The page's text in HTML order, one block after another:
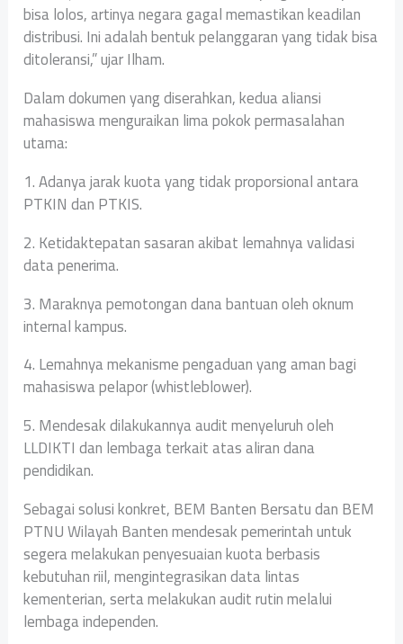
bisa lolos, artinya negara gagal memastikan keadilan
distribusi. Ini adalah bentuk pelanggaran yang tidak bisa
ditoleransi,” ujar Ilham.
‎Dalam dokumen yang diserahkan, kedua aliansi
mahasiswa menguraikan lima pokok permasalahan
utama:
‎1. Adanya jarak kuota yang tidak proporsional antara
PTKIN dan PTKIS.
‎2. Ketidaktepatan sasaran akibat lemahnya validasi
data penerima.
‎3. Maraknya pemotongan dana bantuan oleh oknum
internal kampus.
‎4. Lemahnya mekanisme pengaduan yang aman bagi
mahasiswa pelapor (whistleblower).
‎5. Mendesak dilakukannya audit menyeluruh oleh
LLDIKTI dan lembaga terkait atas aliran dana
pendidikan.
‎Sebagai solusi konkret, BEM Banten Bersatu dan BEM
PTNU Wilayah Banten mendesak pemerintah untuk
segera melakukan penyesuaian kuota berbasis
kebutuhan riil, mengintegrasikan data lintas
kementerian, serta melakukan audit rutin melalui
lembaga independen.